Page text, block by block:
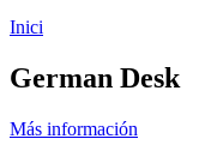
Inici
German Desk
Más información